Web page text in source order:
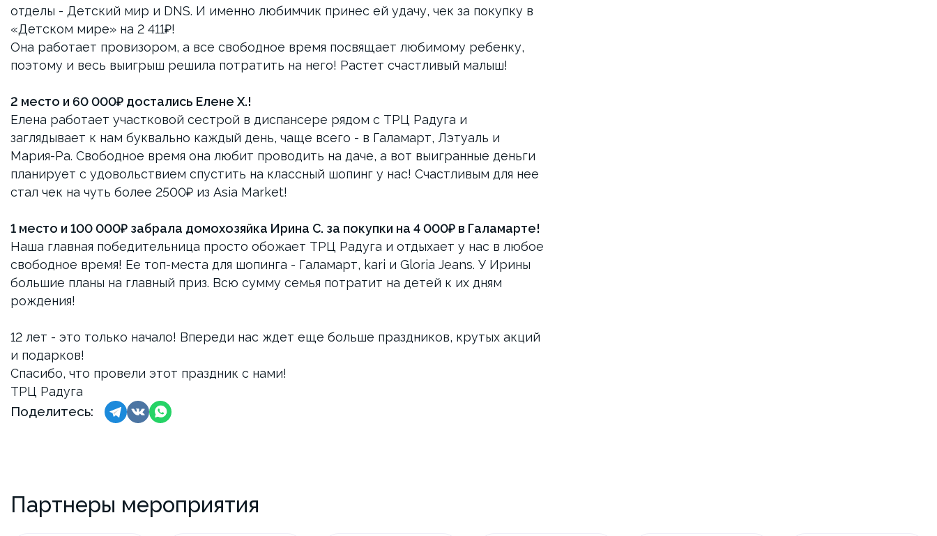
отделы - Детский мир и DNS. И именно любимчик принес ей удачу, чек за покупку в
«Детском мире» на 2 411₽!
Она работает провизором, а все свободное время посвящает любимому ребенку,
поэтому и весь выигрыш решила потратить на него! Растет счастливый малыш!
2 место и 60 000₽ достались Елене Х.!
Елена работает участковой сестрой в диспансере рядом с ТРЦ Радуга и
заглядывает к нам буквально каждый день, чаще всего - в Галамарт, Лэтуаль и
Мария-Ра. Свободное время она любит проводить на даче, а вот выигранные деньги
планирует с удовольствием спустить на классный шопинг у нас! Счастливым для нее
стал чек на чуть более 2500₽ из Asia Market!
1 место и 100 000₽ забрала домохозяйка Ирина С. за покупки на 4 000₽ в Галамарте!
Наша главная победительница просто обожает ТРЦ Радуга и отдыхает у нас в любое
свободное время! Ее топ-места для шопинга - Галамарт, kari и Gloria Jeans. У Ирины
большие планы на главный приз. Всю сумму семья потратит на детей к их дням
рождения!
12 лет - это только начало! Впереди нас ждет еще больше праздников, крутых акций
и подарков!
Спасибо, что провели этот праздник с нами!
ТРЦ Радуга
Поделитесь:
Партнеры мероприятия